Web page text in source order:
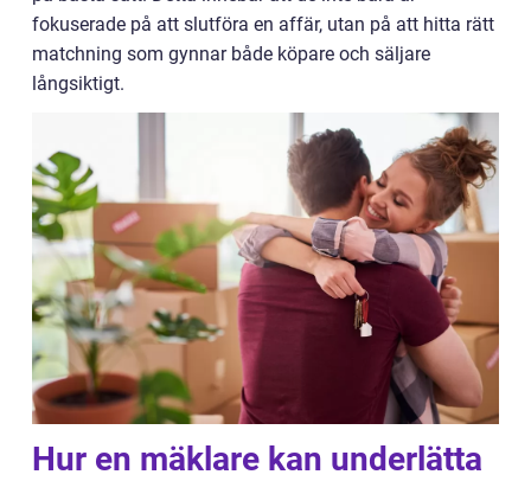
fokuserade på att slutföra en affär, utan på att hitta rätt
matchning som gynnar både köpare och säljare
långsiktigt.
Hur en mäklare kan underlätta